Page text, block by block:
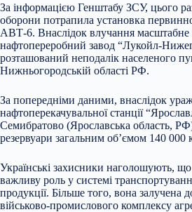
За інформацією Генштабу ЗСУ, цього
оборони потрапила установка
АВТ-6. Внаслідок влучання масштабне
нафтопереробний завод “Лукойл-
розташований неподалік населеного
Нижньогородській області РФ.
За попередніми даними, внаслідок
нафтоперекачувальної станції
Семибратово (Ярославська область,
резервуари загальним об’ємом 140 000
Українські захисники наголошують, що
важливу роль у системі
продукції. Більше того, вона залучена
військово-промислового комплексу